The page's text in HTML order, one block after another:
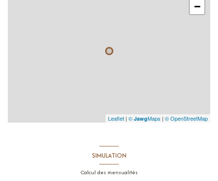
−
Leaflet | © JawgMaps | © OpenStreetMap
SIMULATION
Calcul des mensualités